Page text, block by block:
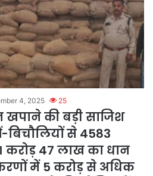
4, 2025 25
की बड़ी साजिश
बिचौलियों से 4583
करोड़ 47 लाख का धान
में 5 करोड़ से अधिक